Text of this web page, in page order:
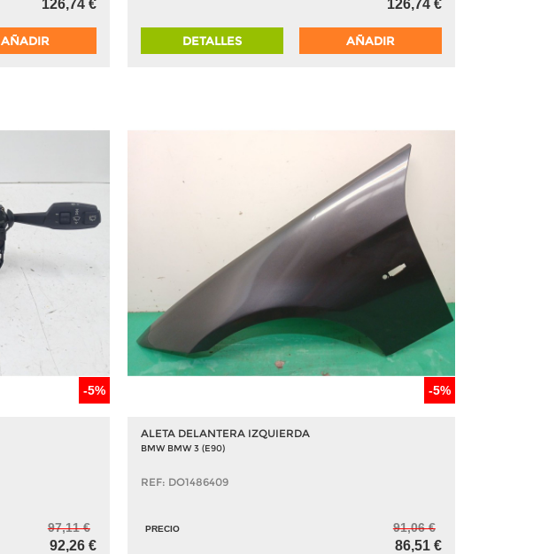
126,74 €
AÑADIR
126,74 €
DETALLES AÑADIR
-5%
97,11 €
92,26 €
-5%
ALETA DELANTERA IZQUIERDA
BMW BMW 3 (E90)
REF: DO1486409
PRECIO 91,06 €
86,51 €